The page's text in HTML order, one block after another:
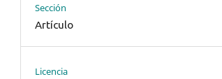
Sección
Artículo
Licencia